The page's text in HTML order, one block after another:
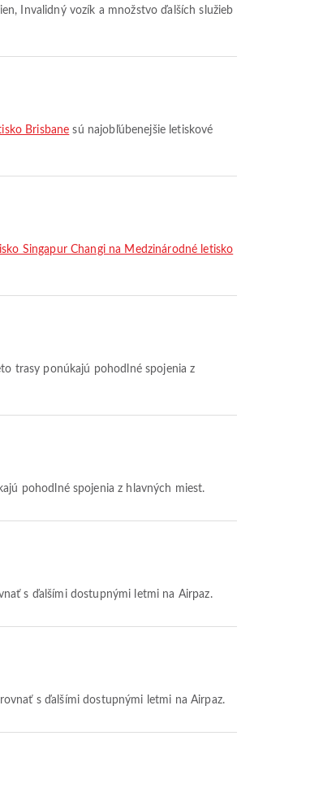
Invalidný vozík a množstvo ďalších služieb
Brisbane sú najobľúbenejšie letiskové
Singapur Changi na Medzinárodné letisko
trasy ponúkajú pohodlné spojenia z
pohodlné spojenia z hlavných miest.
s ďalšími dostupnými letmi na Airpaz.
s ďalšími dostupnými letmi na Airpaz.